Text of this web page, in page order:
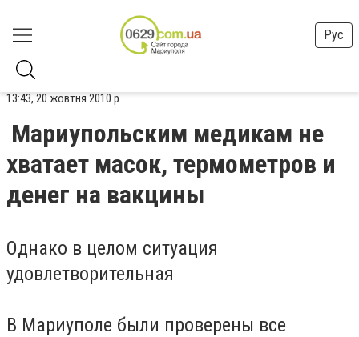
Рус
13:43, 20 жовтня 2010 р.
Мариупольским медикам не
хватает масок, термометров и
денег на вакцины
Однако в целом ситуация
удовлетворительная
В Мариуполе были проверены все